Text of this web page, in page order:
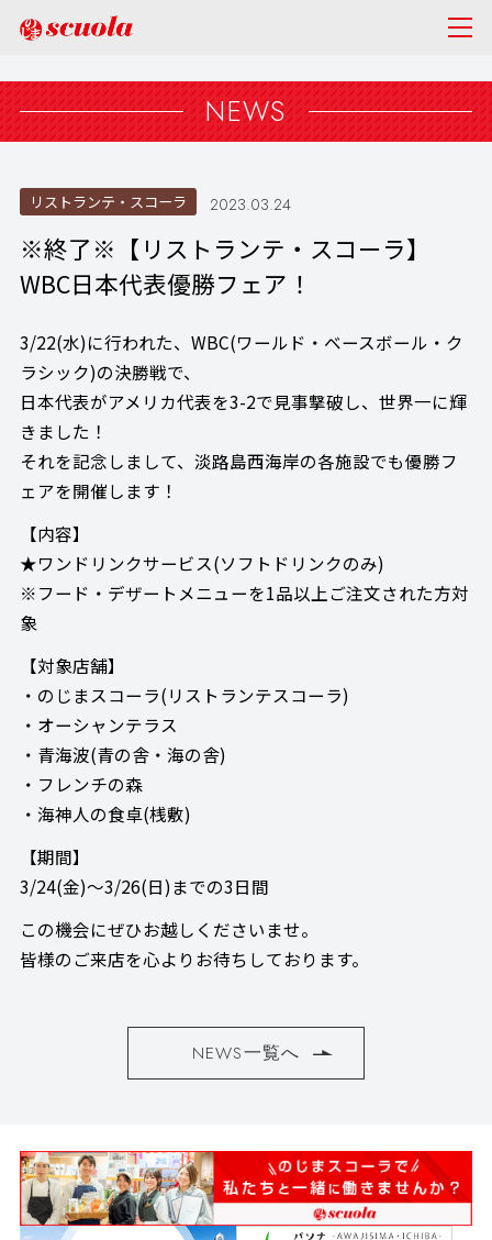
NEWS
リストランテ・スコーラ 2023.03.24
※終了※【リストランテ・スコーラ】
WBC日本代表優勝フェア！
3/22(水)に行われた、WBC(ワールド・ベースボール・ク
ラシック)の決勝戦で、
日本代表がアメリカ代表を3-2で見事撃破し、世界一に輝
きました！
それを記念しまして、淡路島西海岸の各施設でも優勝フ
ェアを開催します！
【内容】
★ワンドリンクサービス(ソフトドリンクのみ)
※フード・デザートメニューを1品以上ご注文された方対
象
【対象店舗】
・のじまスコーラ(リストランテスコーラ)
・オーシャンテラス
・青海波(青の舎・海の舎)
・フレンチの森
・海神人の食卓(桟敷)
【期間】
3/24(金)～3/26(日)までの3日間
この機会にぜひお越しくださいませ。
皆様のご来店を心よりお待ちしております。
NEWS一覧へ